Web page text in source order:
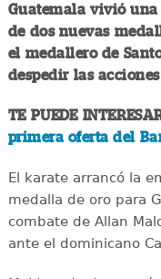
Guatemala vivió
de dos nuevas
el medallero de
despedir las
TE PUEDE
primera oferta del
El karate arrancó la
medalla de oro para
combate de Allan
ante el dominicano